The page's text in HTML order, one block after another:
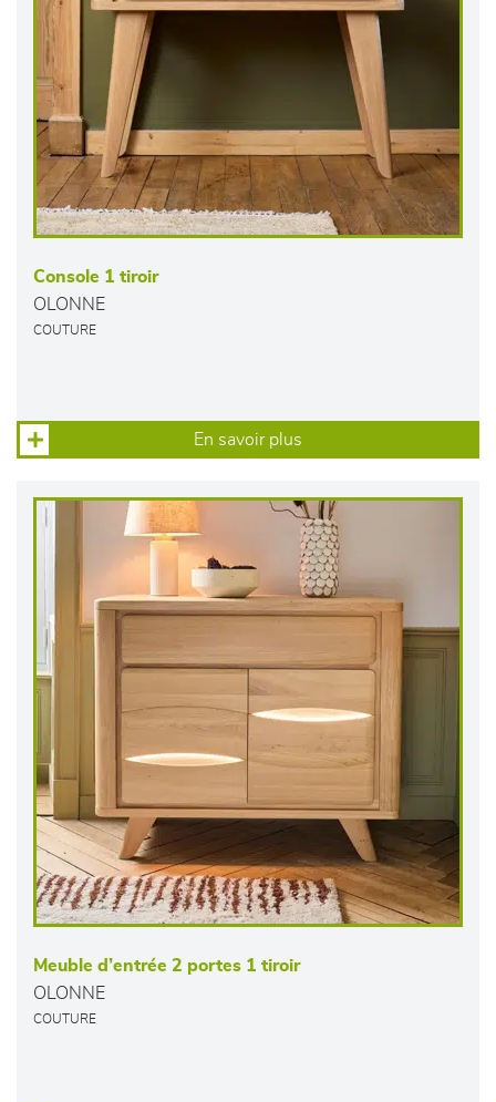
Console 1 tiroir
OLONNE
COUTURE
En savoir plus
Meuble d’entrée 2 portes 1 tiroir
OLONNE
COUTURE